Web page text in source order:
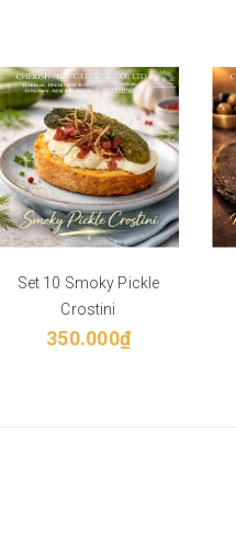
Set 10 Smoky Pickle
Crostini
350.000₫